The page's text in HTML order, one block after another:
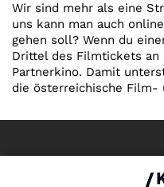
Wir sind mehr als eine
uns kann man auch
gehen soll? Wenn du
Drittel des Filmtickets an
Partnerkino. Damit
die österreichische Film-